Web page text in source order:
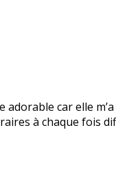
car elle
à chaque fois